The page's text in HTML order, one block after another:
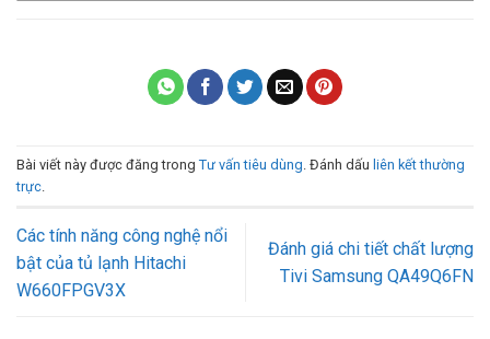
Bài viết này được đăng trong Tư vấn tiêu dùng . Đánh dấu liên kết thường
trực
Các tính năng công nghệ nổi
bật của tủ lạnh Hitachi
W660FPGV3X
Đánh giá chi tiết chất lượng
Tivi Samsung QA49Q6FN